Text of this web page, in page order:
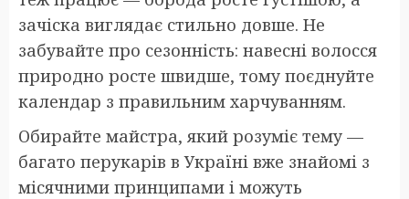
зачіска виглядає стильно довше. Не
забувайте про сезонність: навесні волосся
природно росте швидше, тому поєднуйте
календар з правильним харчуванням.
Обирайте майстра, який розуміє тему —
багато перукарів в Україні вже знайомі з
місячними принципами і можуть